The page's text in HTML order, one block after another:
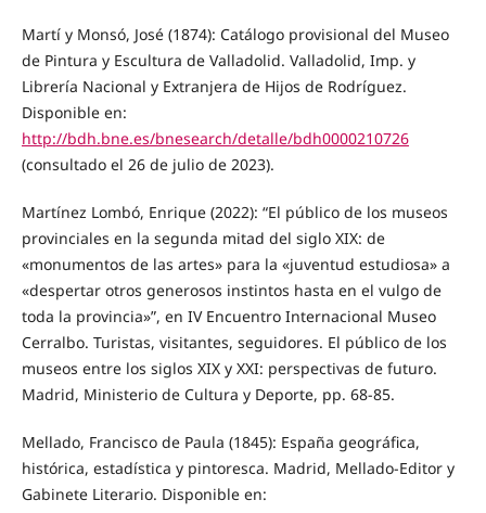
Martí y Monsó, José (1874): Catálogo provisional del Museo
de Pintura y Escultura de Valladolid. Valladolid, Imp. y
Librería Nacional y Extranjera de Hijos de Rodríguez.
Disponible en:
http://bdh.bne.es/bnesearch/detalle/bdh0000210726
(consultado el 26 de julio de 2023).
Martínez Lombó, Enrique (2022): “El público de los museos
provinciales en la segunda mitad del siglo XIX: de
«monumentos de las artes» para la «juventud estudiosa» a
«despertar otros generosos instintos hasta en el vulgo de
toda la provincia»”, en IV Encuentro Internacional Museo
Cerralbo. Turistas, visitantes, seguidores. El público de los
museos entre los siglos XIX y XXI: perspectivas de futuro.
Madrid, Ministerio de Cultura y Deporte, pp. 68-85.
Mellado, Francisco de Paula (1845): España geográfica,
histórica, estadística y pintoresca. Madrid, Mellado-Editor y
Gabinete Literario. Disponible en: